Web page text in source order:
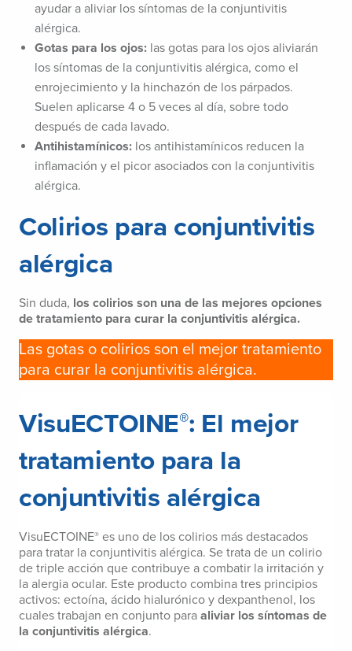
ayudar a aliviar los síntomas de la conjuntivitis
alérgica.
Gotas para los ojos: las gotas para los ojos aliviarán
los síntomas de la conjuntivitis alérgica, como el
enrojecimiento y la hinchazón de los párpados.
Suelen aplicarse 4 o 5 veces al día, sobre todo
después de cada lavado.
Antihistamínicos: los antihistamínicos reducen la
inflamación y el picor asociados con la conjuntivitis
alérgica.
Colirios para conjuntivitis
alérgica
Sin duda, los colirios son una de las mejores opciones
de tratamiento para curar la conjuntivitis alérgica.
Las gotas o colirios son el mejor tratamiento
para curar la conjuntivitis alérgica.
VisuECTOINE®: El mejor
tratamiento para la
conjuntivitis alérgica
VisuECTOINE® es uno de los colirios más destacados
para tratar la conjuntivitis alérgica. Se trata de un colirio
de triple acción que contribuye a combatir la irritación y
la alergia ocular. Este producto combina tres principios
activos: ectoína, ácido hialurónico y dexpanthenol, los
cuales trabajan en conjunto para aliviar los síntomas de
la conjuntivitis alérgica.